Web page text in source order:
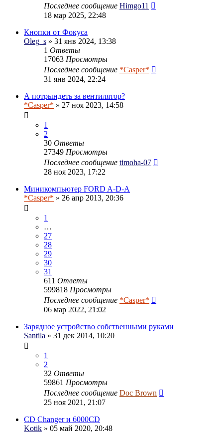
Последнее сообщение Himgo11
18 мар 2025, 22:48
Кнопки от Фокуса
Oleg_s » 31 янв 2024, 13:38
1 Ответы
17063 Просмотры
Последнее сообщение *Casper*
31 янв 2024, 22:24
А потрындеть за вентилятор?
*Casper* » 27 ноя 2023, 14:58
1
2
30 Ответы
27349 Просмотры
Последнее сообщение timoha-07
28 ноя 2023, 17:22
Миникомпьютер FORD A-D-A
*Casper* » 26 апр 2013, 20:36
1
…
27
28
29
30
31
611 Ответы
599818 Просмотры
Последнее сообщение *Casper*
06 мар 2022, 21:02
Зарядное устройство собственными руками
Santila » 31 дек 2014, 10:20
1
2
32 Ответы
59861 Просмотры
Последнее сообщение Doc Brown
25 ноя 2021, 21:07
CD Changer и 6000CD
Kotik » 05 май 2020, 20:48